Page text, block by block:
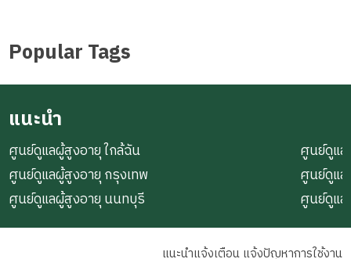
Popular Tags
แนะนำ
ศูนย์ดูแลผู้สูงอายุ ใกล้ฉัน
ศูนย์ดูแลผู้สูงอายุ กรุงเทพ
ศูนย์ดูแลผู้สูงอายุ นนทบุรี
ศูนย์ดูแ
ศูนย์ดูแ
ศูนย์ดูแ
แนะนำแจ้งเตือน แจ้งปัญหาการใช้งาน